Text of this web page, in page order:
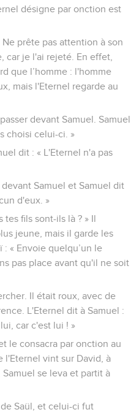
désigne par onction est
prête pas attention à son
car je l'ai rejeté. En effet,
que l’homme : l'homme
mais l'Eternel regarde au
devant Samuel. Samuel
choisi celui-ci. »
dit : « L'Eternel n'a pas
Samuel et Samuel dit
d'eux. »
tes fils sont-ils là ? » Il
jeune, mais il garde les
: « Envoie quelqu’un le
pas place avant qu'il ne soit
Il était roux, avec de
L'Eternel dit à Samuel :
car c'est lui ! »
le consacra par onction au
l'Eternel vint sur David, à
se leva et partit à
Saül, et celui-ci fut